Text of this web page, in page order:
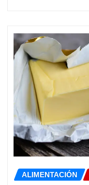
ALIMENTACIÓN